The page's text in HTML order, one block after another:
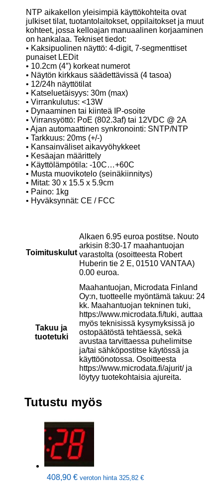
NTP aikakellon yleisimpiä käyttökohteita ovat
julkiset tilat, tuotantolaitokset, oppilaitokset ja muut
kohteet, jossa kelloajan manuaalinen korjaaminen
on hankalaa. Tekniset tiedot:
• Kaksipuolinen näyttö: 4-digit, 7-segmenttiset
punaiset LEDit
• 10.2cm (4″) korkeat numerot
• Näytön kirkkaus säädettävissä (4 tasoa)
• 12/24h näyttötilat
• Katseluetäisyys: 30m (max)
• Virrankulutus: <13W
• Dynaaminen tai kiinteä IP-osoite
• Virransyöttö: PoE (802.3af) tai 12VDC @ 2A
• Ajan automaattinen synkronointi: SNTP/NTP
• Tarkkuus: 20ms (+/-)
• Kansainväliset aikavyöhykkeet
• Kesäajan määrittely
• Käyttölämpötila: -10C…+60C
• Musta muovikotelo (seinäkiinnitys)
• Mitat: 30 x 15.5 x 5.9cm
• Paino: 1kg
• Hyväksynnät: CE / FCC
Toimituskulut
Alkaen 6.95 euroa postitse. Nouto
arkisin 8:30-17 maahantuojan
varastolta (osoitteesta Robert
Huberin tie 2 E, 01510 VANTAA)
0.00 euroa.
Takuu ja
tuotetuki
Maahantuojan, Microdata Finland
Oy:n, tuotteelle myöntämä takuu: 24
kk. Maahantuojan tekninen tuki,
https://www.microdata.fi/tuki, auttaa
myös teknisissä kysymyksissä jo
ostopäätöstä tehtäessä, sekä
avustaa tarvittaessa puhelimitse
ja/tai sähköpostitse käytössä ja
käyttöönotossa. Osoitteesta
https://www.microdata.fi/ajurit/ ja
löytyy tuotekohtaisia ajureita.
Tutustu myös
408,90 € veroton hinta 325,82 €